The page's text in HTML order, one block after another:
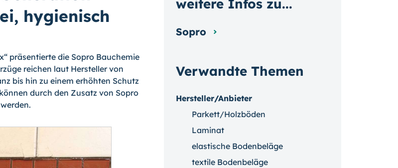
hygienisch
präsentierte die Sopro Bauchemie
reichen laut Hersteller von
bis hin zu ei­nem erhöhten Schutz
durch den Zusatz von Sopro
Verwandte Themen
Hersteller/Anbieter
Parkett/Holzböden
Laminat
elastische Bodenbeläge
textile Bodenbeläge
weitere Infos zu...
Sopro